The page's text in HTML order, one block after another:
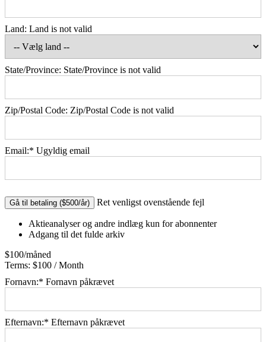
Land: Land is not valid
State/Province: State/Province is not valid
Zip/Postal Code: Zip/Postal Code is not valid
Email:* Ugyldig email
No val Ret venligst ovenstående fejl
Aktieanalyser og andre indlæg kun for abonnenter
Adgang til det fulde arkiv
$100/måned
Terms: $100 / Month
Fornavn:* Fornavn påkrævet
Efternavn:* Efternavn påkrævet